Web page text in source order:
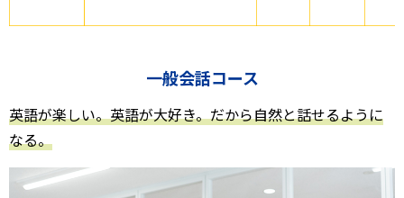
一般会話コース
英語が楽しい。英語が大好き。だから自然と話せるように
なる。